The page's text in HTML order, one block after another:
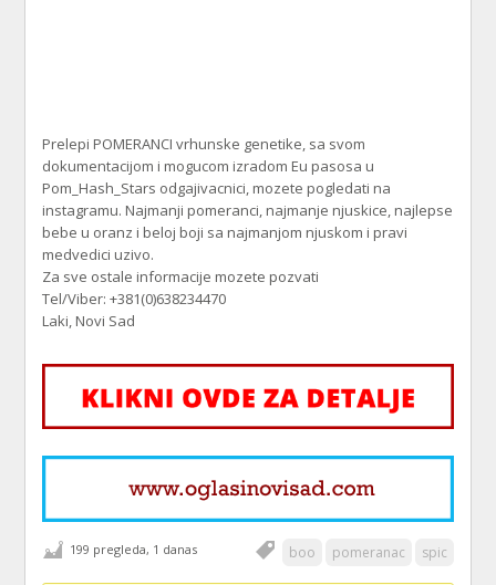
Prelepi POMERANCI vrhunske genetike, sa svom
dokumentacijom i mogucom izradom Eu pasosa u
Pom_Hash_Stars odgajivacnici, mozete pogledati na
instagramu. Najmanji pomeranci, najmanje njuskice, najlepse
bebe u oranz i beloj boji sa najmanjom njuskom i pravi
medvedici uzivo.
Za sve ostale informacije mozete pozvati
Tel/Viber: +381(0)638234470
Laki, Novi Sad
boo pomeranac spic
199 pregleda, 1 danas